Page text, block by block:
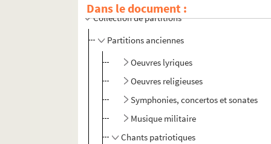
Dans le document :
Collection de partitions
Partitions anciennes
Oeuvres lyriques
Oeuvres religieuses
Symphonies, concertos et sonates
Musique militaire
Chants patriotiques